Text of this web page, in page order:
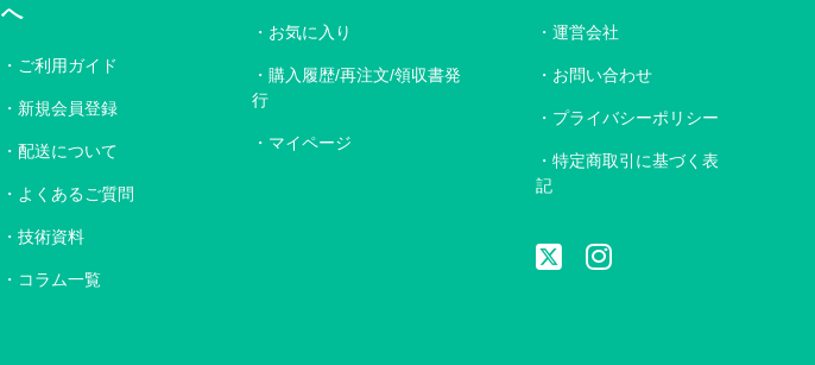
へ
ご利用ガイド
新規会員登録
配送について
よくあるご質問
技術資料
コラム一覧
お気に入り
購入履歴/再注文/領収書発
行
マイページ
運営会社
お問い合わせ
プライバシーポリシー
特定商取引に基づく表
記